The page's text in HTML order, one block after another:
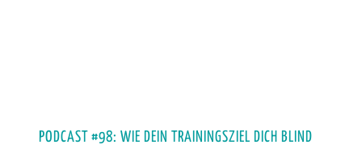
PODCAST #98: WIE DEIN TRAININGSZIEL DICH BLIND